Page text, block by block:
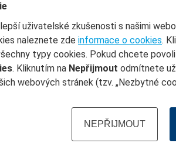
uživatelské zkušenosti s našimi
naleznete zde informace o cookies.
typy cookies. Pokud chcete
. Kliknutím na Nepřijmout odmítnete
webových stránek (tzv. „Nezbytné
NEPŘIJMOUT